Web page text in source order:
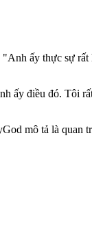
ấy thực sự
ấy điều đó. Tôi
mô tả là quan